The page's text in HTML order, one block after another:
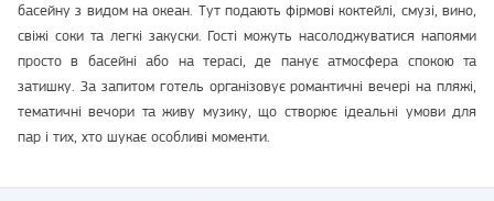
басейну з видом на океан. Тут подають фірмові коктейлі, смузі, вино,
свіжі соки та легкі закуски. Гості можуть насолоджуватися напоями
просто в басейні або на терасі, де панує атмосфера спокою та
затишку. За запитом готель організовує романтичні вечері на пляжі,
тематичні вечори та живу музику, що створює ідеальні умови для
пар і тих, хто шукає особливі моменти.